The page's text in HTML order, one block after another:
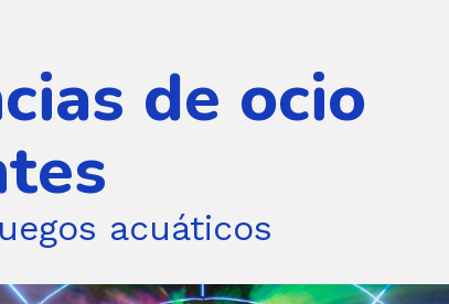
de ocio
acuáticos